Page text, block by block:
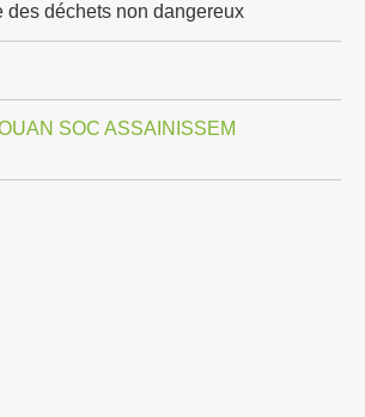
des déchets non dangereux
SOC ASSAINISSEM